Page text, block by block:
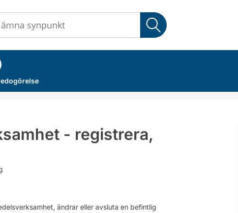
- registrera,
ändrar eller avsluta en befintlig